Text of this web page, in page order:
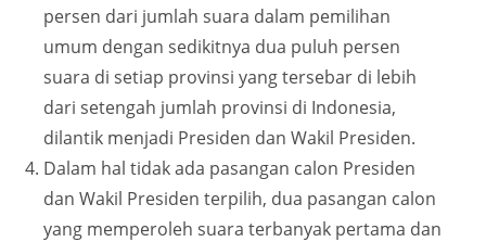
persen dari jumlah suara dalam pemilihan
umum dengan sedikitnya dua puluh persen
suara di setiap provinsi yang tersebar di lebih
dari setengah jumlah provinsi di Indonesia,
dilantik menjadi Presiden dan Wakil Presiden.
Dalam hal tidak ada pasangan calon Presiden
dan Wakil Presiden terpilih, dua pasangan calon
yang memperoleh suara terbanyak pertama dan